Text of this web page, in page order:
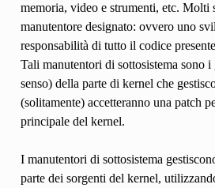
memoria, video e strumenti, etc. Molti
manutentore designato: ovvero uno
responsabilità di tutto il codice
Tali manutentori di sottosistema sono
senso) della parte di kernel che
(solitamente) accetteranno una patch
principale del kernel.
I manutentori di sottosistema
parte dei sorgenti del kernel,